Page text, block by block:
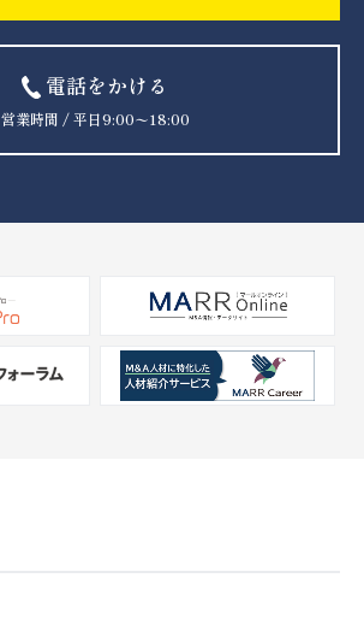
電話をかける
営業時間 / 平日9:00〜18:00